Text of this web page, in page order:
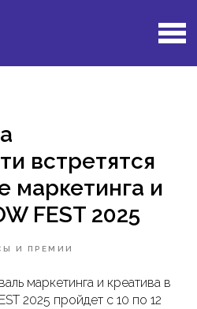
встретятся
маркетинга и
FEST 2025
И ПРЕМИИ
маркетинга и креатива в
2025 пройдет с 10 по 12